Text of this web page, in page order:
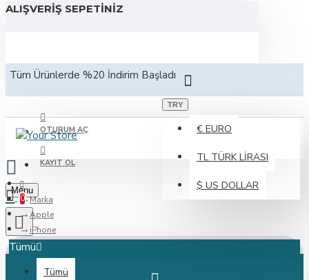
ALIŞVERIŞ SEPETINIZ
Tüm Ürünlerde %20 İndirim Başladı
OTURUM AÇ
KAYIT OL
TRY
€ EURO
TL TÜRK LIRASI
$ US DOLLAR
Menu
0
Tümü
Tümü
Marka
Apple
iPhone